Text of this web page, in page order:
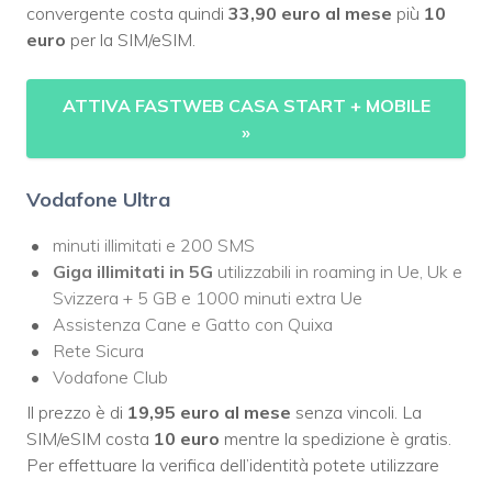
convergente costa quindi 33,90 euro al mese più 10
euro per la SIM/eSIM.
ATTIVA FASTWEB CASA START + MOBILE
»
Vodafone Ultra
minuti illimitati e 200 SMS
Giga illimitati in 5G utilizzabili in roaming in Ue, Uk e
Svizzera + 5 GB e 1000 minuti extra Ue
Assistenza Cane e Gatto con Quixa
Rete Sicura
Vodafone Club
Il prezzo è di 19,95 euro al mese senza vincoli. La
SIM/eSIM costa 10 euro mentre la spedizione è gratis.
Per effettuare la verifica dell’identità potete utilizzare